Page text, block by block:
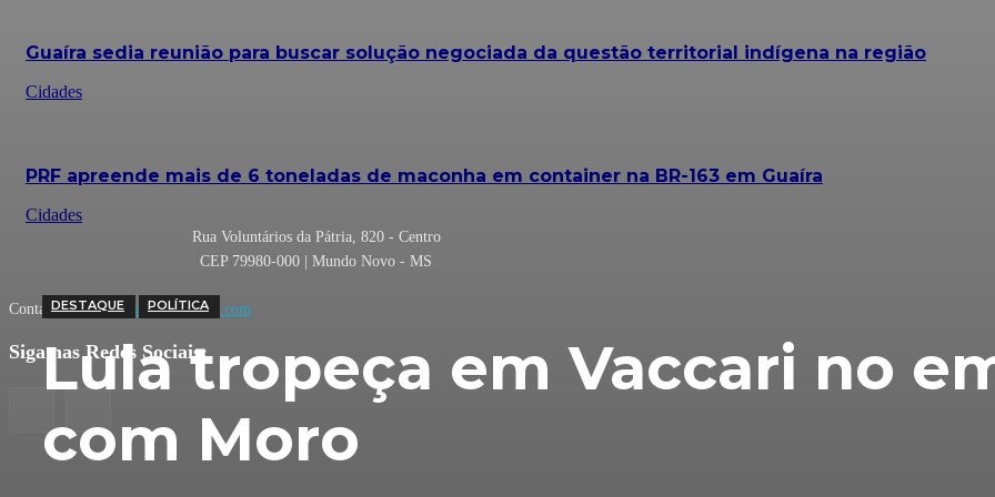
DESTAQUE POLÍTICA
Lula tropeça em Vaccari no
com Moro
Guaíra sedia reunião para buscar solução negociada da questão territorial indígena na região
Cidades
PRF apreende mais de 6 toneladas de maconha em container na BR-163 em Guaíra
Cidades
Rua Voluntários da Pátria, 820 - Centro
CEP 79980-000 | Mundo Novo - MS
Contato:tribunadopovo@hotmail.com
Siga nas Redes Sociais: